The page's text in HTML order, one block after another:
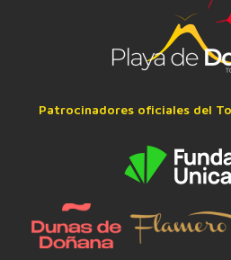
Patrocinadores oficiales del